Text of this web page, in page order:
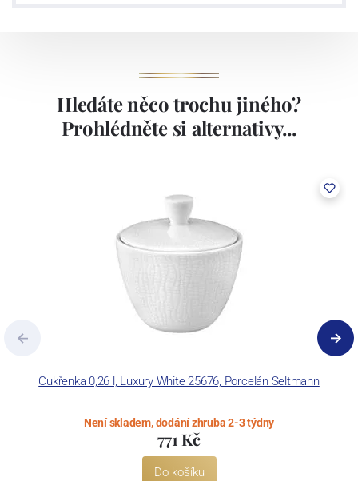
Hledáte něco trochu jiného?
Prohlédněte si alternativy...
Cukřenka 0,26 l, Luxury White 25676, Porcelán Seltmann
Není skladem, dodání zhruba 2-3 týdny
771 Kč
Do košíku